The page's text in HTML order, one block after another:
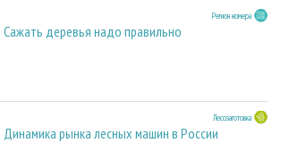
Регион номера
Сажать деревья надо правильно
Лесозаготовка
Динамика рынка лесных машин в России